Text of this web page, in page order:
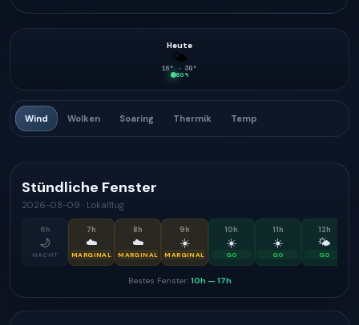
Heute
🌤
16° ·30°
80%
Wind Wolken Soaring Thermik Temp
Stündliche Fenster
2026-08-09 · Lokalflug
6h
🌙
NACHT
7h
☁️
MARGINAL
8h
☁️
MARGINAL
9h
☀️
MARGINAL
10h
☀️
GO
11h
☀️
GO
12h
🌤
GO
Bestes Fenster: 10h — 17h